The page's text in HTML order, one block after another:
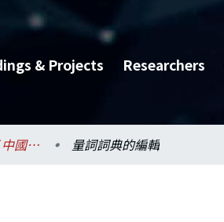
& Projects Researchers
Chinese Literature / 中國文學系 量詞詞典的編輯